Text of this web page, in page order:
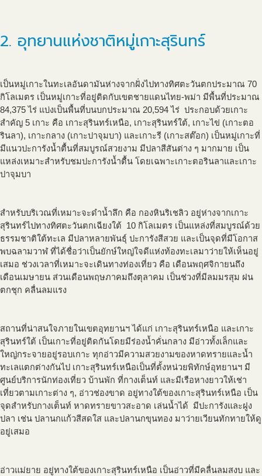
2. อุทยานแห่งชาติหมู่เกาะสุรินทร์
เป็นหมู่เกาะในทะเลอันดามันห่างจากฝั่งไปทางทิศตะวันตกประมาณ 70
กิโลเมตร เป็นหมู่เกาะที่อยู่ติดกับเขตชายแดนไทย-พม่า มีพื้นที่ประมาณ
84,375 ไร่ แบ่งเป็นพื้นที่บนบกประมาณ 20,594 ไร่ ประกอบด้วยเกาะ
สำคัญ 5 เกาะ คือ เกาะสุรินทร์เหนือ, เกาะสุรินทร์ใต้, เกาะไข่ (เกาะตอ
รินลา), เกาะกลาง (เกาะปาจุมบา) และเกาะรี (เกาะสต๊อก) เป็นหมู่เกาะที่
มีแนวปะการังน้ำตื้นที่สมบูรณ์สวยงาม มีปลาสีสันต่าง ๆ มากมาย เป็น
แหล่งเหมาะสำหรับชมปะการังน้ำตื้น โดยเฉพาะเกาะตอรินลาและเกาะ
ปาจุมบา
สำหรับบริเวณที่เหมาะจะดำน้ำลึก คือ กองหินริเชลิว อยู่ห่างจากเกาะ
สุรินทร์ไปทางทิศตะวันตกเฉียงใต้ 10 กิโลเมตร เป็นแหล่งที่สมบูรณ์ด้วย
ธรรมชาติใต้ทะเล มีปลาหลายพันธุ์ ปะการังสีสวย และเป็นจุดที่มีโอกาส
พบฉลามวาฬ ที่ได้ชื่อว่าเป็นยักษ์ใหญ่ใจดีแห่งท้องทะเลมาว่ายให้เห็นอยู่
เสมอ ช่วงเวลาที่เหมาะจะเดินทางท่องเที่ยว คือ เดือนพฤศจิกายนถึง
เดือนเมษายน ส่วนเดือนพฤษภาคมถึงตุลาคม เป็นช่วงที่มีลมมรสุม ฝน
ตกชุก คลื่นลมแรง
สถานที่น่าสนใจภายในเขตอุทยานฯ ได้แก่ เกาะสุรินทร์เหนือ และเกาะ
สุรินทร์ใต้ เป็นเกาะที่อยู่ติดกันโดยมีร่องน้ำคั่นกลาง มีอ่าวทั้งเล็กและ
ใหญ่กระจายอยู่รอบเกาะ ทุกอ่าวมีความสวยงามของหาดทรายและน้ำ
ทะเลแตกต่างกันไป เกาะสุรินทร์เหนือเป็นที่ตั้งหน่วยพิทักษ์อุทยานฯ มี
ศูนย์บริการนักท่องเที่ยว บ้านพัก ที่กางเต็นท์ และมีเรือหางยาวให้เช่า
เที่ยวตามเกาะต่าง ๆ, อ่าวช่องขาด อยู่ทางใต้ของเกาะสุรินทร์เหนือ เป็น
จุดสำหรับกางเต็นท์ หาดทรายขาวสะอาด เล่นน้ำได้ มีปะการังและฝูง
ปลา เช่น ปลานกแก้วสีสดใส และปลานกขุนทอง มาว่ายเวียนทักทายให้ดู
อยู่เสมอ
อ่าวแม่ยาย อยู่ทางใต้ของเกาะสุรินทร์เหนือ เป็นอ่าวที่มีคลื่นลมสงบ และ